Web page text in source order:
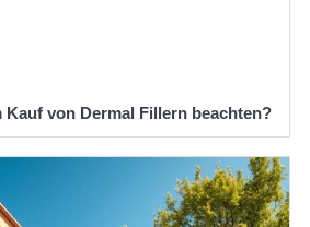
Kauf von Dermal Fillern beachten?